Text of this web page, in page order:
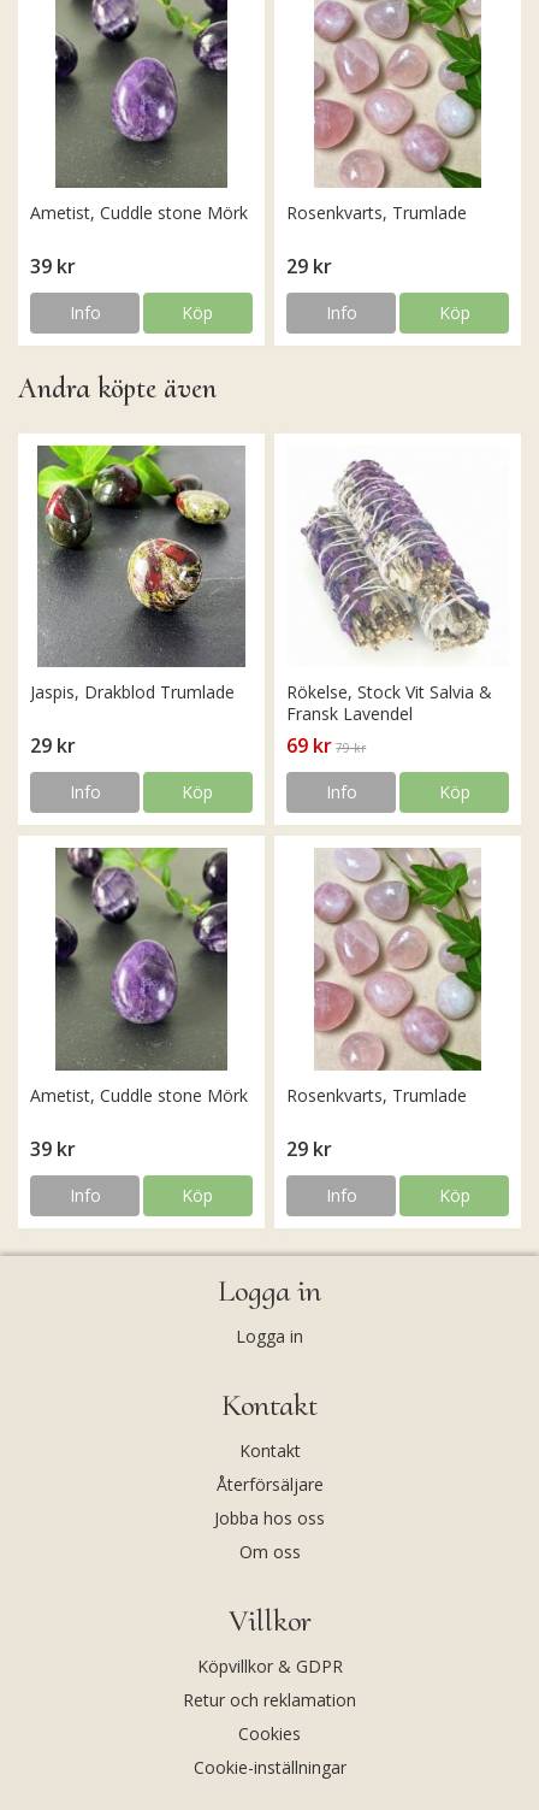
Ametist, Cuddle stone Mörk
39 kr
Info Köp
Rosenkvarts, Trumlade
29 kr
Info Köp
Andra köpte även
Jaspis, Drakblod Trumlade
29 kr
Info Köp
Rökelse, Stock Vit Salvia &
Fransk Lavendel
69 kr 79 kr
Info Köp
Ametist, Cuddle stone Mörk
39 kr
Info Köp
Rosenkvarts, Trumlade
29 kr
Info Köp
Logga in
Logga in
Kontakt
Kontakt
Återförsäljare
Jobba hos oss
Om oss
Villkor
Köpvillkor & GDPR
Retur och reklamation
Cookies
Cookie-inställningar